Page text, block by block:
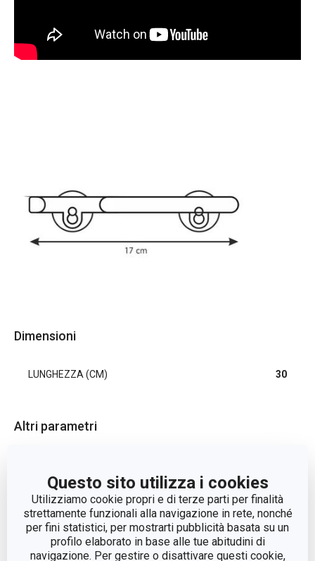
Questo sito utilizza i cookies
Utilizziamo cookie propri e di terze parti per finalità
strettamente funzionali alla navigazione in rete, nonché
per fini statistici, per mostrarti pubblicità basata su un
profilo elaborato in base alle tue abitudini di
navigazione. Per gestire o disattivare questi cookie,
Dimensioni
LUNGHEZZA (CM) 30
Altri parametri
pulizia
LINEA DI PRODOTTO CLEAN KIT
MATERIALE plastica